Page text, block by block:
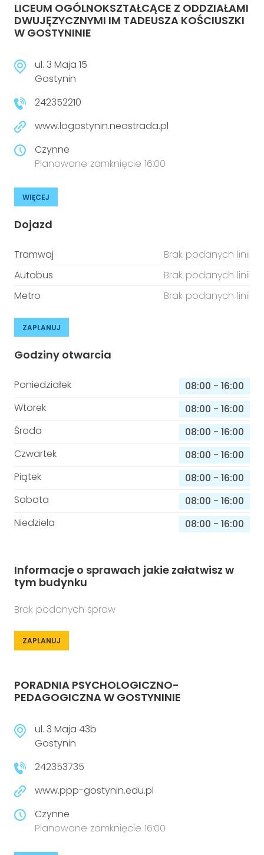
LICEUM OGÓLNOKSZTAŁCĄCE Z ODDZIAŁAMI
DWUJĘZYCZNYMI IM TADEUSZA KOŚCIUSZKI
W GOSTYNINIE
ul. 3 Maja 15
Gostynin
242352210
www.logostynin.neostrada.pl
Czynne
Planowane zamknięcie 16:00
WIĘCEJ
Dojazd
Tramwaj
Brak podanych linii
Autobus
Brak podanych linii
Metro
Brak podanych linii
ZAPLANUJ
Godziny otwarcia
Poniedziałek 08:00 - 16:00
Wtorek
08:00 - 16:00
Środa
08:00 - 16:00
Czwartek
08:00 - 16:00
Piątek
08:00 - 16:00
Sobota
08:00 - 16:00
Niedziela
08:00 - 16:00
Informacje o sprawach jakie załatwisz w
tym budynku
Brak podanych spraw
ZAPLANUJ
PORADNIA PSYCHOLOGICZNO-
PEDAGOGICZNA W GOSTYNINIE
ul. 3 Maja 43b
Gostynin
242353735
www.ppp-gostynin.edu.pl
Czynne
Planowane zamknięcie 16:00